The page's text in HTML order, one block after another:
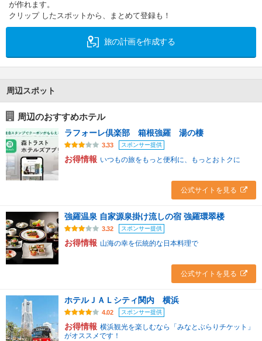
が作れます。
クリップ したスポットから、まとめて登録も！
旅の計画を作成する
周辺スポット
周辺のおすすめホテル
ラフォーレ倶楽部 箱根強羅 湯の棲
3.33 スポンサー提供
お得情報 いつもの旅をもっと便利に、もっとおトクに
公式サイトを見る
強羅温泉 自家源泉掛け流しの宿 強羅環翠楼
3.32 スポンサー提供
お得情報 山海の幸を伝統的な日本料理で
公式サイトを見る
ホテルＪＡＬシティ関内 横浜
4.02 スポンサー提供
お得情報 横浜観光を楽しむなら「みなとぶらりチケット」
がオススメです！